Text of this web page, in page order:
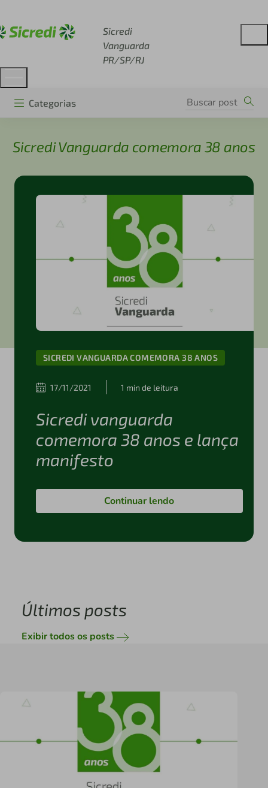
Sicredi
Vanguarda
PR/SP/RJ
Categorias
Sicredi Vanguarda comemora 38 anos
SICREDI VANGUARDA COMEMORA 38 ANOS
17/11/2021 1 min de leitura
Sicredi vanguarda
comemora 38 anos e lança
manifesto
Continuar lendo
Últimos posts
Exibir todos os posts